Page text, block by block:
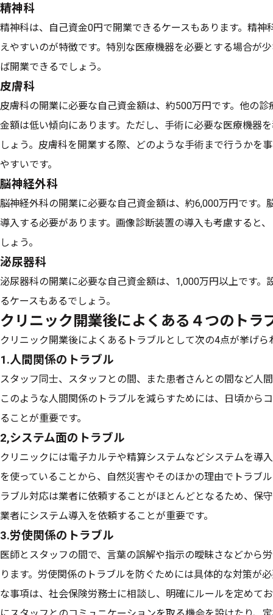
精神科
精神科は、自己資金0円で開業できるケースもあります。精
えやすいのが特徴です。特別な医療機器を必要とする場合が
ば開業できるでしょう。
皮膚科
皮膚科の開業に必要な自己資金額は、約500万円です。他の
金額は低い傾向にあります。ただし、手術に必要な医療機器
しょう。皮膚科を開業する際、どのような手術まで行うかを
やすいです。
脳神経外科
脳神経外科の開業に必要な自己資金額は、約6,000万円です
導入する必要があります。画像診断装置の導入も考慮すると
しょう。
泌尿器科
泌尿器科の開業に必要な自己資金額は、1,000万円以上です。
るケースもあるでしょう。
クリニック開業後によくある４つのトラ
クリニック開業後によくあるトラブルとして次の4点が挙げら
1.人間関係のトラブル
スタッフ同士、スタッフとの間、また患者さんとの間など人
このような人間関係のトラブルを減らすためには、日頃から
ることが重要です。
2,システム面のトラブル
クリニックには電子カルテや精算システムなどシステムを導
を使っていることから、自然災害やそのほかの理由でトラブ
ラブル対応は業者に依頼することがほとんどとなるため、保
業者にシステム導入を依頼することが重要です。
3.労使関係のトラブル
医師とスタッフの間で、言葉の誤解や指示の曖昧さなどから
ります。労使関係のトラブルを防ぐためには具体的な対策が
な事項は、社会保険労務士に相談し、明確にルールを定めて